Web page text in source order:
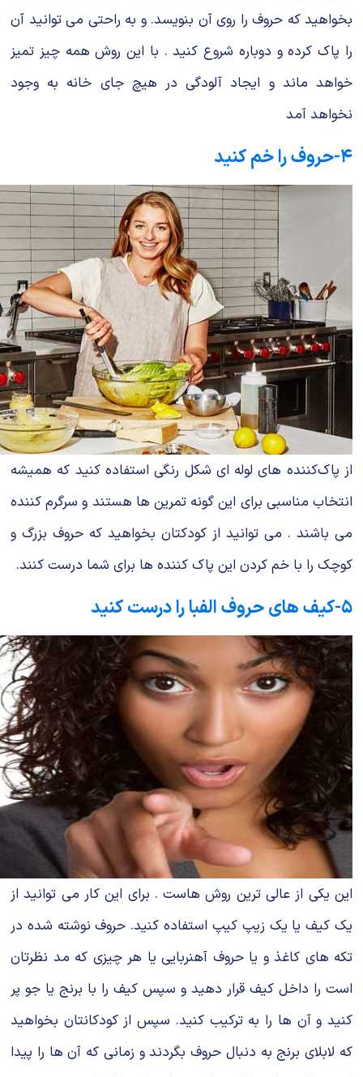
بخواهید که حروف را روی آن بنویسد. و به راحتی می توانید آن
را پاک کرده و دوباره شروع کنید . با این روش همه چیز تمیز
خواهد ماند و ایجاد آلودگی در هیچ جای خانه به وجود
نخواهد آمد
۴-حروف را خم کنید
از پاک‌کننده‌ های لوله ای شکل رنگی استفاده کنید که همیشه
انتخاب مناسبی برای این گونه تمرین ها هستند و سرگرم کننده
می باشند . می توانید از کودکتان بخواهید که حروف بزرگ و
کوچک را با خم کردن این پاک کننده ها برای شما درست کنند.
۵-کیف های حروف الفبا را درست کنید
این یکی از عالی ترین روش هاست . برای این کار می توانید از
یک کیف یا یک زیپ کیپ استفاده کنید. حروف نوشته شده در
تکه های کاغذ و یا حروف آهنربایی یا هر چیزی که مد نظرتان
است را داخل کیف قرار دهید و سپس کیف را با برنج یا جو پر
کنید و آن ها را به ترکیب کنید. سپس از کودکانتان بخواهید
که لابلای برنج به دنبال حروف بگردند و زمانی که آن ها را پیدا